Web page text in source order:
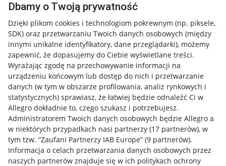
Dbamy o Twoją prywatność
Dzięki plikom cookies i technologiom pokrewnym (np. piksele,
SDK) oraz przetwarzaniu Twoich danych osobowych (między
innymi unikalne identyfikatory, dane przeglądarki), możemy
zapewnić, że dopasujemy do Ciebie wyświetlane treści.
Wyrażając zgodę na przechowywanie informacji na
urządzeniu końcowym lub dostęp do nich i przetwarzanie
danych (w tym w obszarze profilowania, analiz rynkowych i
statystycznych) sprawiasz, że łatwiej będzie odnaleźć Ci w
Allegro dokładnie to, czego szukasz i potrzebujesz.
Administratorem Twoich danych osobowych będzie Allegro a
w niektórych przypadkach nasi partnerzy (17 partnerów), w
tym tzw. “Zaufani Partnerzy IAB Europe” (9 partnerów).
Informacja o celach przetwarzania danych osobowych przez
naszych partnerów znajduje się w ich politykach ochrony
Przydatne informacje